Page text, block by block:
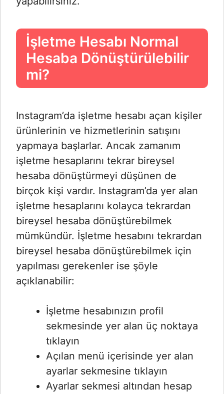
İşletme Hesabı Normal
Hesaba Dönüştürülebilir
mi?
Instagram’da işletme hesabı açan kişiler
ürünlerinin ve hizmetlerinin satışını
yapmaya başlarlar. Ancak zamanım
işletme hesaplarını tekrar bireysel
hesaba dönüştürmeyi düşünen de
birçok kişi vardır. Instagram’da yer alan
işletme hesaplarını kolayca tekrardan
bireysel hesaba dönüştürebilmek
mümkündür. İşletme hesabını tekrardan
bireysel hesaba dönüştürebilmek için
yapılması gerekenler ise şöyle
açıklanabilir:
İşletme hesabınızın profil
sekmesinde yer alan üç noktaya
tıklayın
Açılan menü içerisinde yer alan
ayarlar sekmesine tıklayın
Ayarlar sekmesi altından hesap